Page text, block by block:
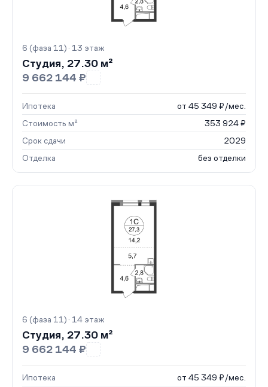
6 (фаза 11) · 13 этаж
Студия, 27.30 м²
9 662 144 ₽
Ипотека
от 45 349 ₽/мес.
Стоимость м²
353 924 ₽
Срок сдачи
2029
Отделка
без отделки
6 (фаза 11) · 14 этаж
Студия, 27.30 м²
9 662 144 ₽
Ипотека
от 45 349 ₽/мес.